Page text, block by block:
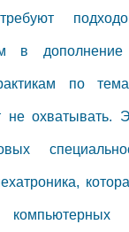
в
по
охватывать.